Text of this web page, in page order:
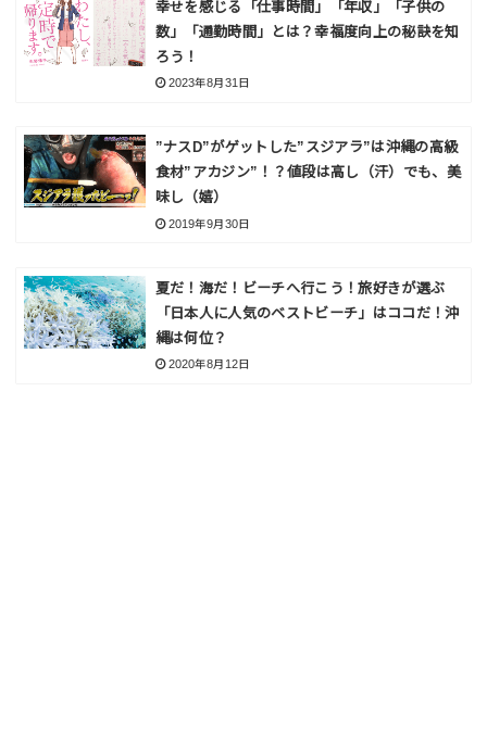
幸せを感じる「仕事時間」「年収」「子供の
数」「通勤時間」とは？幸福度向上の秘訣を知
ろう！
2023年8月31日
”ナスD”がゲットした”スジアラ”は沖縄の高級
食材”アカジン”！？値段は高し（汗）でも、美
味し（嬉）
2019年9月30日
夏だ！海だ！ビーチへ行こう！旅好きが選ぶ
「日本人に人気のベストビーチ」はココだ！沖
縄は何位？
2020年8月12日